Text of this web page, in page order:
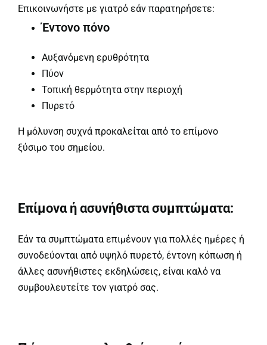
Επικοινωνήστε με γιατρό εάν παρατηρήσετε:
Έντονο πόνο
Αυξανόμενη ερυθρότητα
Πύον
Τοπική θερμότητα στην περιοχή
Πυρετό
Η μόλυνση συχνά προκαλείται από το επίμονο
ξύσιμο του σημείου.
Επίμονα ή ασυνήθιστα συμπτώματα:
Εάν τα συμπτώματα επιμένουν για πολλές ημέρες ή
συνοδεύονται από υψηλό πυρετό, έντονη κόπωση ή
άλλες ασυνήθιστες εκδηλώσεις, είναι καλό να
συμβουλευτείτε τον γιατρό σας.